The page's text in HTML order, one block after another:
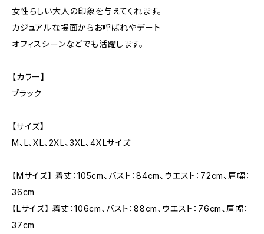
女性らしい大人の印象を与えてくれます。
カジュアルな場面からお呼ばれやデート
オフィスシーンなどでも活躍します。
【カラー】
ブラック
【サイズ】
M、L、XL、2XL、3XL、4XLサイズ
【Mサイズ】 着丈：105cm、バスト：84cm、ウエスト：72cm、肩幅：
36cm
【Lサイズ】 着丈：106cm、バスト：88cm、ウエスト：76cm、肩幅：
37cm